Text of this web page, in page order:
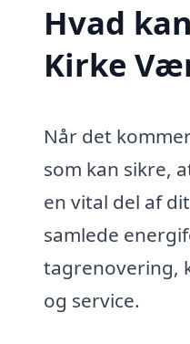
Hvad
Kirke
Når det
som kan sikre,
en vital del af
samlede
tagrenovering,
og service.